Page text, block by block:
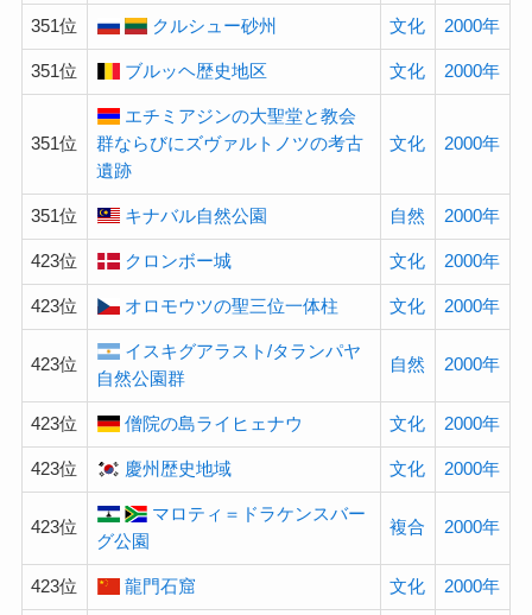
351位 クルシュー砂州 文化 2000年
351位 ブルッヘ歴史地区 文化 2000年
351位
エチミアジンの大聖堂と教会
群ならびにズヴァルトノツの考古
遺跡
文化 2000年
351位 キナバル自然公園 自然 2000年
423位 クロンボー城 文化 2000年
423位 オロモウツの聖三位一体柱 文化 2000年
423位
イスキグアラスト/タランパヤ
自然公園群
自然 2000年
423位 僧院の島ライヒェナウ 文化 2000年
423位 慶州歴史地域 文化 2000年
423位
マロティ＝ドラケンスバー
グ公園
複合 2000年
423位 龍門石窟 文化 2000年